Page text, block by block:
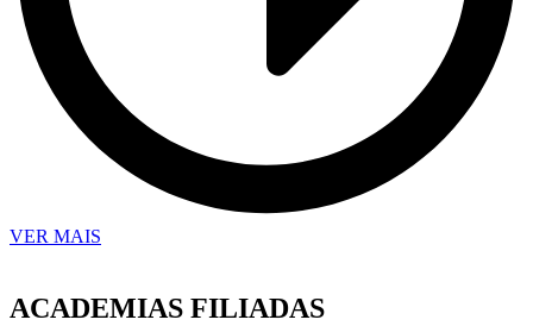
VER MAIS
ACADEMIAS FILIADAS